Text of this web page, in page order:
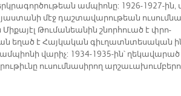
ամ­պիո­նը: 1926-1927-ին,
մէջ դաշ­տա­վա­րու­թեան
Մի­քա­յէլ ­Թու­մա­նեա­նին շնոր­հո­ւած է փրո­
ան ե­ղած է ­Հայ­կա­կան ­գիւ­ղատն­տե­սա­կան
վա­րիչ: 1934-1935-ին՝
ու­սում­նա­սի­րող